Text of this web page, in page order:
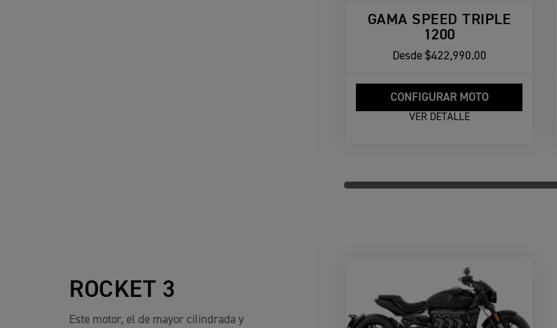
GAMA SPEED TRIPLE
1200
Desde $422,990.00
CONFIGURAR MOTO
VER DETALLE
ROCKET 3
Este motor, el de mayor cilindrada y